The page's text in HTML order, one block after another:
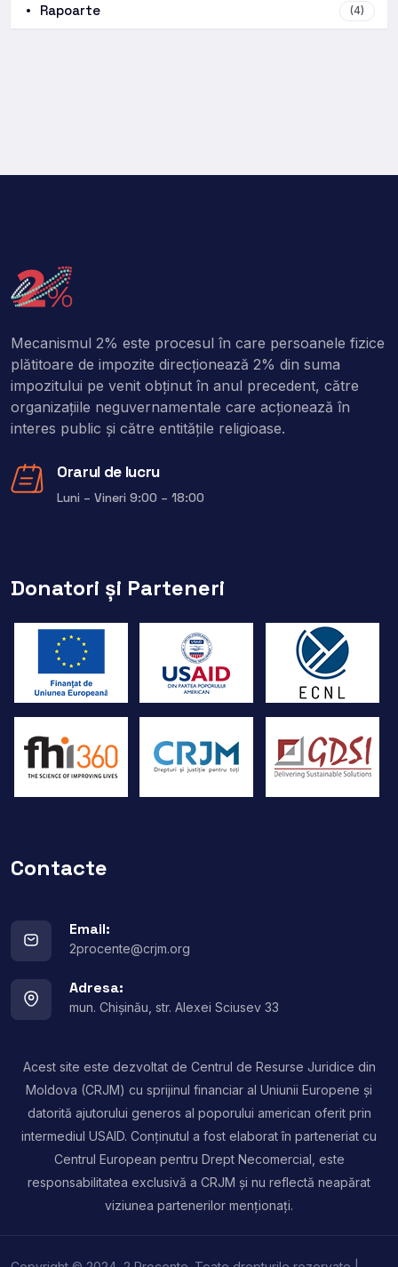
Rapoarte (4)
Mecanismul 2% este procesul în care persoanele fizice
plătitoare de impozite direcţionează 2% din suma
impozitului pe venit obţinut în anul precedent, către
organizaţiile neguvernamentale care acţionează în
interes public şi către entitățile religioase.
Orarul de lucru
Luni – Vineri 9:00 – 18:00
Donatori și Parteneri
Contacte
Email:
2procente@crjm.org
Adresa:
mun. Chișinău, str. Alexei Sciusev 33
Acest site este dezvoltat de Centrul de Resurse Juridice din
Moldova (CRJM) cu sprijinul financiar al Uniunii Europene și
datorită ajutorului generos al poporului american oferit prin
intermediul USAID. Conținutul a fost elaborat în parteneriat cu
Centrul European pentru Drept Necomercial, este
responsabilitatea exclusivă a CRJM și nu reflectă neapărat
viziunea partenerilor menționați.